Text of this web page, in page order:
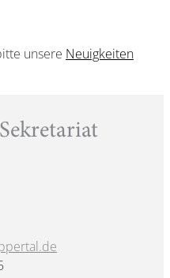
unsere Neuigkeiten